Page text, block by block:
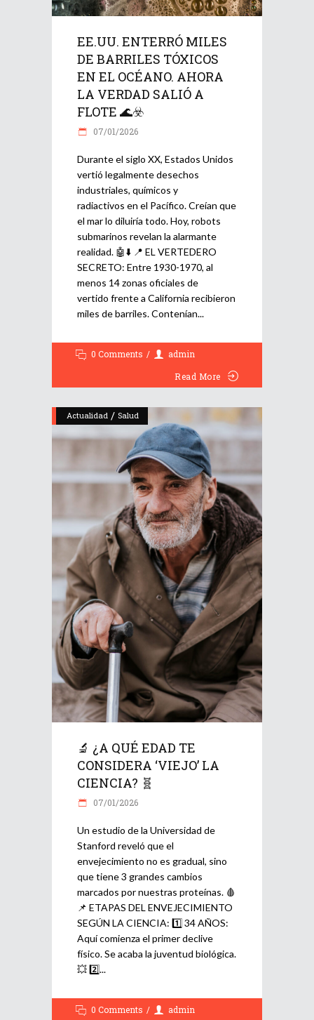
EE.UU. ENTERRÓ MILES
DE BARRILES TÓXICOS
EN EL OCÉANO. AHORA
LA VERDAD SALIÓ A
FLOTE 🌊☣️
07/01/2026
Durante el siglo XX, Estados Unidos
vertió legalmente desechos
industriales, químicos y
radiactivos en el Pacífico. Creían que
el mar lo diluiría todo. Hoy, robots
submarinos revelan la alarmante
realidad. 🤖⬇️ 📍 EL VERTEDERO
SECRETO: Entre 1930-1970, al
menos 14 zonas oficiales de
vertido frente a California recibieron
miles de barriles. Contenían
0 Comments
admin
Read More
Actualidad / Salud
🔬 ¿A QUÉ EDAD TE
CONSIDERA ‘VIEJO’ LA
CIENCIA? 🧬
07/01/2026
Un estudio de la Universidad de
Stanford reveló que el
envejecimiento no es gradual, sino
que tiene 3 grandes cambios
marcados por nuestras proteínas. 🩸
📌 ETAPAS DEL ENVEJECIMIENTO
SEGÚN LA CIENCIA: 1️⃣ 34 AÑOS:
Aquí comienza el primer declive
físico. Se acaba la juventud biológica.
💥 2️⃣
0 Comments admin